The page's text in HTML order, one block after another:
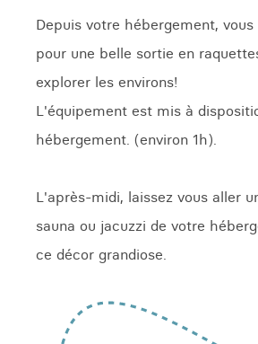
Depuis votre hébergement,
pour une belle sortie en
explorer les environs!
L'équipement est mis à
hébergement. (environ 1h).
L'après-midi, laissez vous aller
sauna ou jacuzzi de votre
ce décor grandiose.